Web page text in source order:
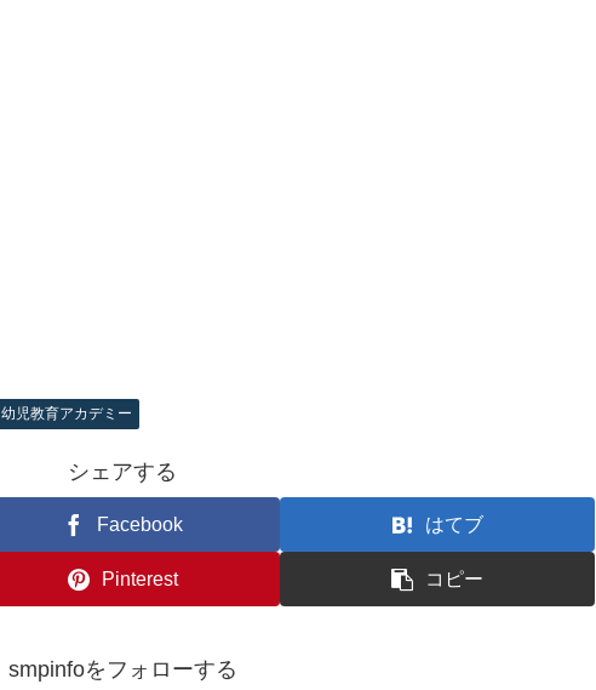
幼児教育アカデミー
シェアする
Facebook はてブ
Pinterest コピー
smpinfoをフォローする